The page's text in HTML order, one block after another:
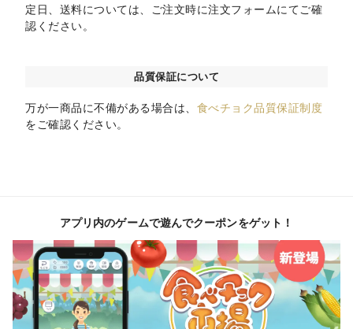
定日、送料については、ご注文時に注文フォームにてご確
認ください。
品質保証について
万が一商品に不備がある場合は、 食べチョク品質保証制度
をご確認ください。
アプリ内のゲームで遊んでクーポンをゲット！